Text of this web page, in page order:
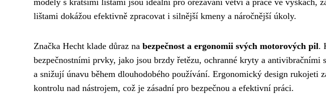
lištami dokážou efektivně zpracovat i silnější kmeny a náročnější úkoly.
Značka Hecht klade důraz na bezpečnost a ergonomii svých motorových pil.
bezpečnostními prvky, jako jsou brzdy řetězu, ochranné kryty a antivibračními
a snižují únavu během dlouhodobého používání. Ergonomický design rukojeti
kontrolu nad nástrojem, což je zásadní pro bezpečnou a efektivní práci.